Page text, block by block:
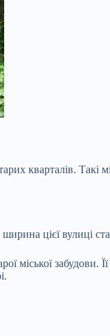
кварталів.
цієї вулиці
міської забудови.